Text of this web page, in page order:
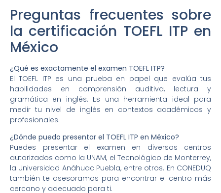
Preguntas frecuentes sobre
la certificación TOEFL ITP en
México
¿Qué es exactamente el examen TOEFL ITP?
El TOEFL ITP es una prueba en papel que evalúa tus
habilidades en comprensión auditiva, lectura y
gramática en inglés. Es una herramienta ideal para
medir tu nivel de inglés en contextos académicos y
profesionales.
¿Dónde puedo presentar el TOEFL ITP en México?
Puedes presentar el examen en diversos centros
autorizados como la UNAM, el Tecnológico de Monterrey,
la Universidad Anáhuac Puebla, entre otros. En CONEDUQ
también te asesoramos para encontrar el centro más
cercano y adecuado para ti.